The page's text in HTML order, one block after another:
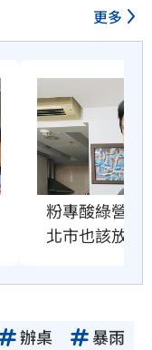
更多
粉專酸綠營颱
北市也該放4天
辦桌
暴雨